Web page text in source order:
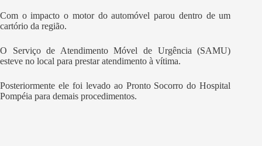
Com o impacto o motor do automóvel parou dentro de um
cartório da região.
O Serviço de Atendimento Móvel de Urgência (SAMU)
esteve no local para prestar atendimento à vítima.
Posteriormente ele foi levado ao Pronto Socorro do Hospital
Pompéia para demais procedimentos.